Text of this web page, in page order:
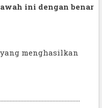
ini dengan benar
menghasilkan